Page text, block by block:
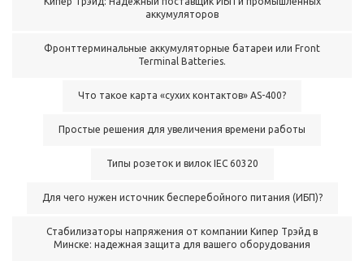
аккумуляторов
Фронттерминальные аккумуляторные батареи или Front
Terminal Batteries.
Что такое карта «сухих контактов» AS-400?
Простые решения для увеличения времени работы
Типы розеток и вилок IEC 60320
Для чего нужен источник бесперебойного питания (ИБП)?
Стабилизаторы напряжения от компании Кипер Трэйд в
Минске: надежная защита для вашего оборудования